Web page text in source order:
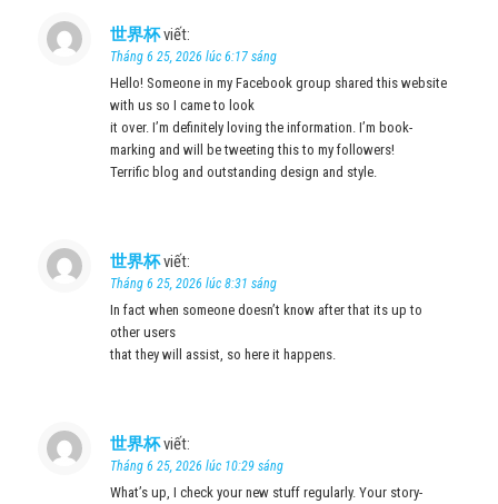
世界杯viết:
Tháng 6 25, 2026 lúc 6:17 sáng
Hello! Someone in my Facebook group shared this website
with us so I came to look
it over. I’m definitely loving the information. I’m book-
marking and will be tweeting this to my followers!
Terrific blog and outstanding design and style.
世界杯viết:
Tháng 6 25, 2026 lúc 8:31 sáng
In fact when someone doesn’t know after that its up to
other users
that they will assist, so here it happens.
世界杯viết:
Tháng 6 25, 2026 lúc 10:29 sáng
What’s up, I check your new stuff regularly. Your story-